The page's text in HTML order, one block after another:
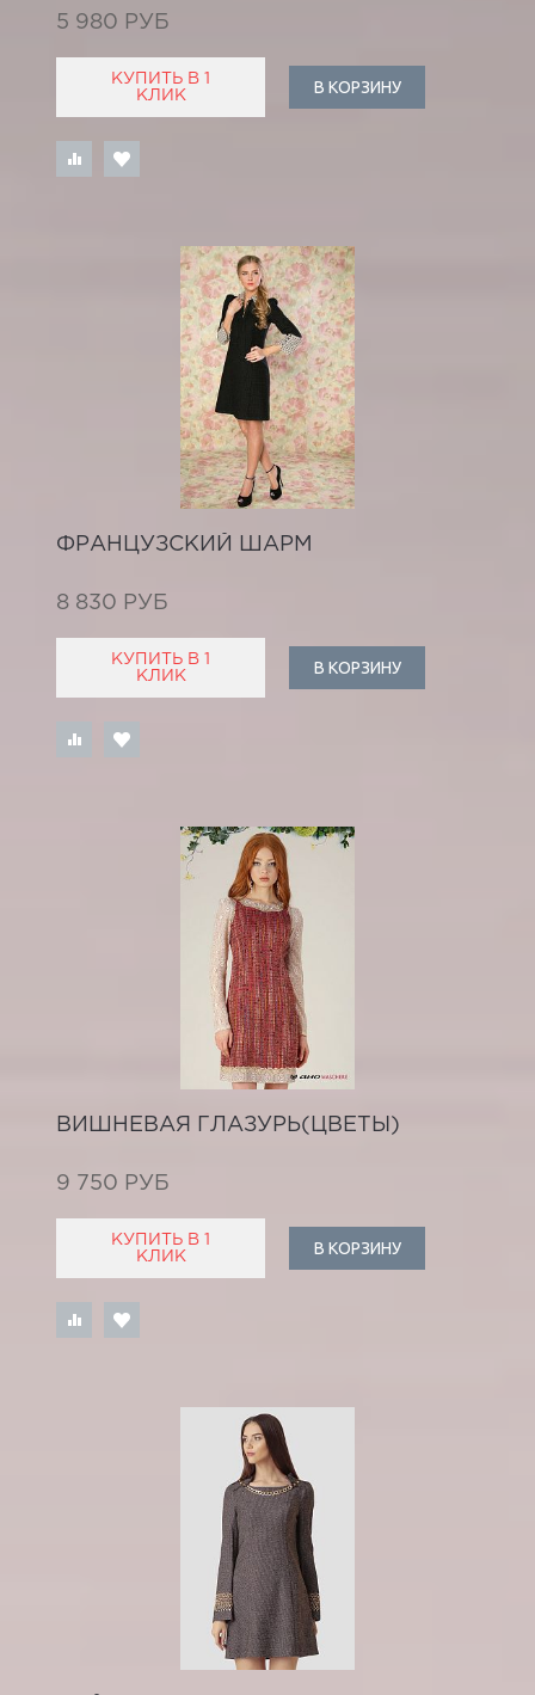
5 980 РУБ
КУПИТЬ В 1
КЛИК
В КОРЗИНУ
ФРАНЦУЗСКИЙ ШАРМ
8 830 РУБ
КУПИТЬ В 1
КЛИК
В КОРЗИНУ
ВИШНЕВАЯ ГЛАЗУРЬ(ЦВЕТЫ)
9 750 РУБ
КУПИТЬ В 1
КЛИК
В КОРЗИНУ